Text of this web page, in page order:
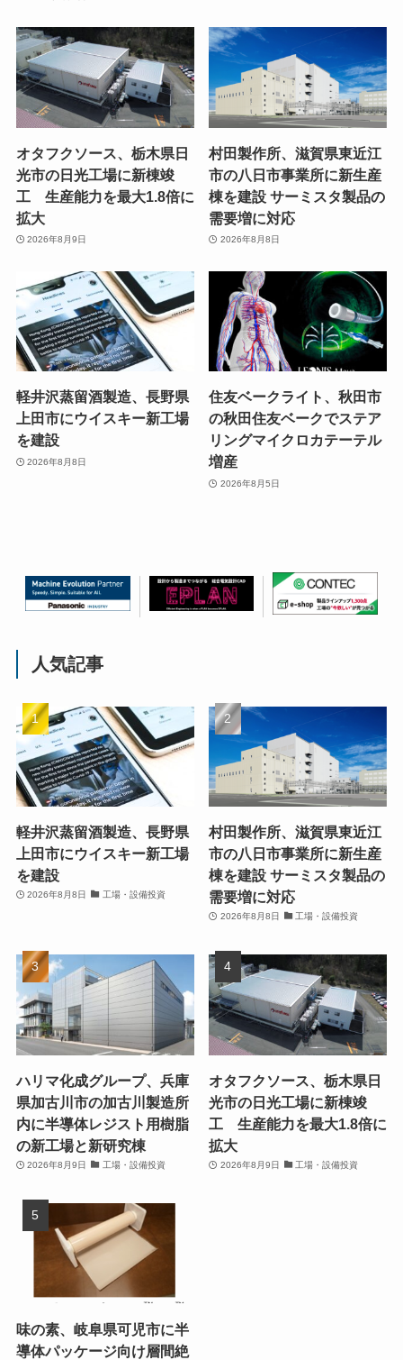
オタフクソース、栃木県日
光市の日光工場に新棟竣
工 生産能力を最大1.8倍に
拡大
2026年8月9日
村田製作所、滋賀県東近江
市の八日市事業所に新生産
棟を建設 サーミスタ製品の
需要増に対応
2026年8月8日
軽井沢蒸留酒製造、長野県
上田市にウイスキー新工場
を建設
2026年8月8日
住友ベークライト、秋田市
の秋田住友ベークでステア
リングマイクロカテーテル
増産
2026年8月5日
人気記事
軽井沢蒸留酒製造、長野県
上田市にウイスキー新工場
を建設
2026年8月8日 工場・設備投資
村田製作所、滋賀県東近江
市の八日市事業所に新生産
棟を建設 サーミスタ製品の
需要増に対応
2026年8月8日 工場・設備投資
ハリマ化成グループ、兵庫
県加古川市の加古川製造所
内に半導体レジスト用樹脂
の新工場と新研究棟
2026年8月9日 工場・設備投資
オタフクソース、栃木県日
光市の日光工場に新棟竣
工 生産能力を最大1.8倍に
拡大
2026年8月9日 工場・設備投資
味の素、岐阜県可児市に半
導体パッケージ向け層間絶